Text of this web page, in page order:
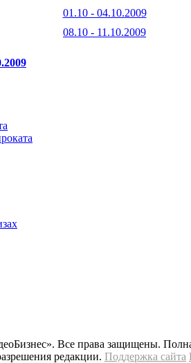
01.10 - 04.10.2009
08.10 - 11.10.2009
Все права защищены.
редакции. Поддержка сайта